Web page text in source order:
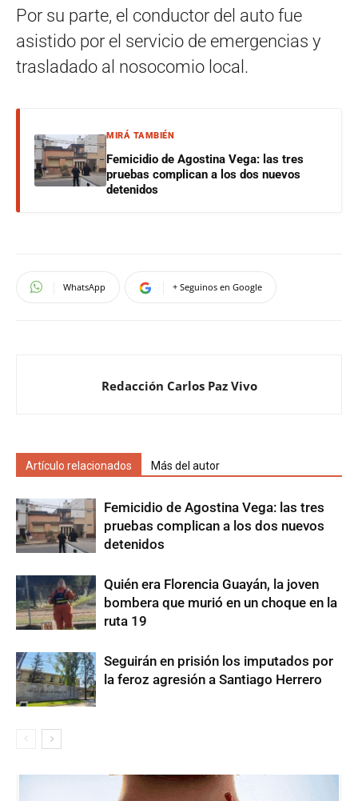
Por su parte, el conductor del auto fue
asistido por el servicio de emergencias y
trasladado al nosocomio local.
MIRÁ TAMBIÉN
Femicidio de Agostina Vega: las tres
pruebas complican a los dos nuevos
detenidos
WhatsApp + Seguinos en Google
Redacción Carlos Paz Vivo
Artículo relacionados Más del autor
Femicidio de Agostina Vega: las tres
pruebas complican a los dos nuevos
detenidos
Quién era Florencia Guayán, la joven
bombera que murió en un choque en la
ruta 19
Seguirán en prisión los imputados por
la feroz agresión a Santiago Herrero